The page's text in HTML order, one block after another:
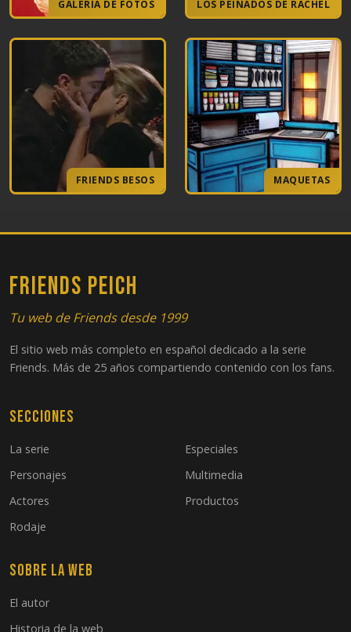
GALERÍA DE FOTOS LOS PEINADOS DE RACHEL
FRIENDS BESOS MAQUETAS
FRIENDS PEICH
Tu web de Friends desde 1999
El sitio web más completo en español dedicado a la serie
Friends. Más de 25 años compartiendo contenido con los fans.
Secciones
La serie
Personajes
Actores
Rodaje
Especiales
Multimedia
Productos
Sobre la web
El autor
Historia de la web